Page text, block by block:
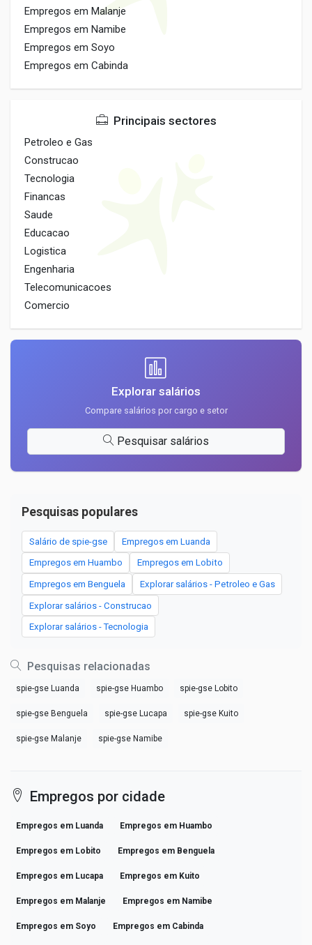
Empregos em Malanje
Empregos em Namibe
Empregos em Soyo
Empregos em Cabinda
Principais sectores
Petroleo e Gas
Construcao
Tecnologia
Financas
Saude
Educacao
Logistica
Engenharia
Telecomunicacoes
Comercio
Explorar salários
Compare salários por cargo e setor
Pesquisar salários
Pesquisas populares
Salário de spie-gse Empregos em Luanda
Empregos em Huambo Empregos em Lobito
Empregos em Benguela Explorar salários - Petroleo e Gas
Explorar salários - Construcao
Explorar salários - Tecnologia
Pesquisas relacionadas
spie-gse Luanda spie-gse Huambo spie-gse Lobito
spie-gse Benguela spie-gse Lucapa spie-gse Kuito
spie-gse Malanje spie-gse Namibe
Empregos por cidade
Empregos em Luanda Empregos em Huambo
Empregos em Lobito Empregos em Benguela
Empregos em Lucapa Empregos em Kuito
Empregos em Malanje Empregos em Namibe
Empregos em Soyo Empregos em Cabinda